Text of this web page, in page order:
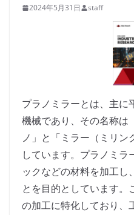
2024年5月31日 staff
プラノミラーとは、主に
機械であり、その名称は
ノ」と「ミラー（ミリ
しています。プラノミラ
ックなどの材料を加工し
とを目的としています。
の加工に特化しており、